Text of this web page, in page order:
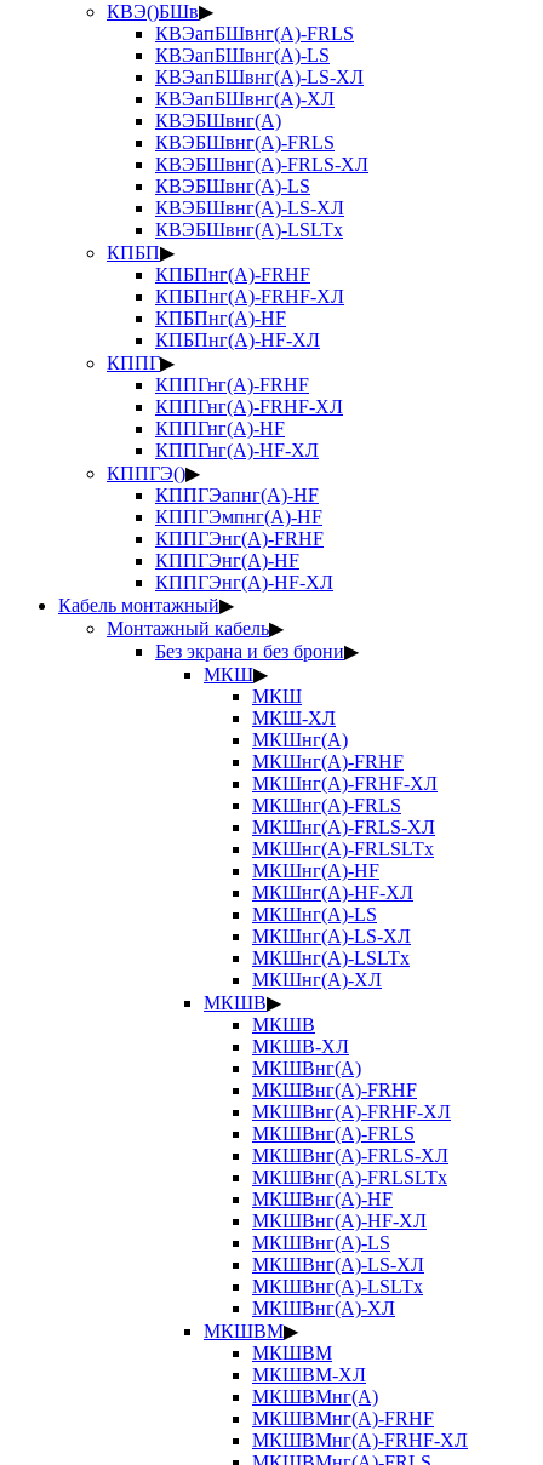
КВЭ()БШв▶
КВЭапБШвнг(А)-FRLS
КВЭапБШвнг(А)-LS
КВЭапБШвнг(А)-LS-ХЛ
КВЭапБШвнг(А)-ХЛ
КВЭБШвнг(А)
КВЭБШвнг(А)-FRLS
КВЭБШвнг(А)-FRLS-ХЛ
КВЭБШвнг(А)-LS
КВЭБШвнг(А)-LS-ХЛ
КВЭБШвнг(А)-LSLTx
КПБП▶
КПБПнг(А)-FRHF
КПБПнг(А)-FRHF-ХЛ
КПБПнг(А)-HF
КПБПнг(А)-HF-ХЛ
КППГ▶
КППГнг(А)-FRHF
КППГнг(А)-FRHF-ХЛ
КППГнг(А)-HF
КППГнг(А)-HF-ХЛ
КППГЭ()▶
КППГЭапнг(А)-HF
КППГЭмпнг(А)-HF
КППГЭнг(А)-FRHF
КППГЭнг(А)-HF
КППГЭнг(А)-HF-ХЛ
Кабель монтажный▶
Монтажный кабель▶
Без экрана и без брони▶
МКШ▶
МКШ
МКШ-ХЛ
МКШнг(А)
МКШнг(А)-FRHF
МКШнг(А)-FRHF-ХЛ
МКШнг(А)-FRLS
МКШнг(А)-FRLS-ХЛ
МКШнг(А)-FRLSLTx
МКШнг(А)-HF
МКШнг(А)-HF-ХЛ
МКШнг(А)-LS
МКШнг(А)-LS-ХЛ
МКШнг(А)-LSLTx
МКШнг(А)-ХЛ
МКШВ▶
МКШВ
МКШВ-ХЛ
МКШВнг(А)
МКШВнг(А)-FRHF
МКШВнг(А)-FRHF-ХЛ
МКШВнг(А)-FRLS
МКШВнг(А)-FRLS-ХЛ
МКШВнг(А)-FRLSLTx
МКШВнг(А)-HF
МКШВнг(А)-HF-ХЛ
МКШВнг(А)-LS
МКШВнг(А)-LS-ХЛ
МКШВнг(А)-LSLTx
МКШВнг(А)-ХЛ
МКШВМ▶
МКШВМ
МКШВМ-ХЛ
МКШВМнг(А)
МКШВМнг(А)-FRHF
МКШВМнг(А)-FRHF-ХЛ